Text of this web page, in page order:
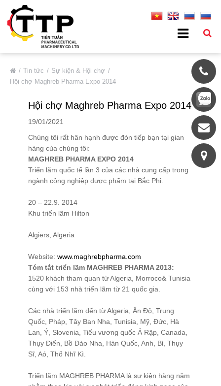
Tin tức
Sự kiện & Hội chợ
Hội chợ Maghreb Pharma Expo 2014
Hội chợ Maghreb Pharma Expo 2014
19/01/2021
Chúng tôi rất hân hạnh được đón tiếp bạn tại gian
hàng của chúng tôi:
MAGHREB PHARMA EXPO 2014
Triển lãm quốc tế lần 3 của các nhà cung cấp trong
ngành công nghiệp dược phẩm tại Bắc Phi.
20 – 22.9. 2014
Khu triển lãm Hilton
Algiers, Algeria
Website: www.maghrebpharma.com
Tóm tắt triển lãm MAGHREB PHARMA 2013:
1520 khách tham quan từ Algeria, Morroco& Tunisia
cùng với 153 nhà triển lãm từ 21 quốc gia.
Các nhà triển lãm đến từ Algeria, Ấn Độ, Trung
Quốc, Pháp, Tây Ban Nha, Tunisia, Mỹ, Đức, Hà
Lan, Ý, Slovenia, Tiểu vương quốc Ả Rập, Canada,
Thụy Điển, Bồ Đào Nha, Hàn Quốc, Anh, Bỉ, Thụy
Sĩ, Aó, Thổ Nhĩ Kì.
Triển lãm MAGHREB PHARMA là sự kiện hàng năm
VỀ CHÚNG TÔI
Thông Tin Cơ Bản
Đối Tác Tiêu Biểu
Thị Trường
Quá Trình Phát Triển
Hệ Thống Chất Lượng
Chính Sách Bảo Mật
DỊCH VỤ
Xử Lý Nguyên Liệu
Tạo Hạt Cốm
Tạo Hạt Pellet
Giải Pháp Trộn Khô
Đóng Gói
Trung Chuyển Nguyên Liệu
Giải Pháp Phòng Độc
Mạng Scada